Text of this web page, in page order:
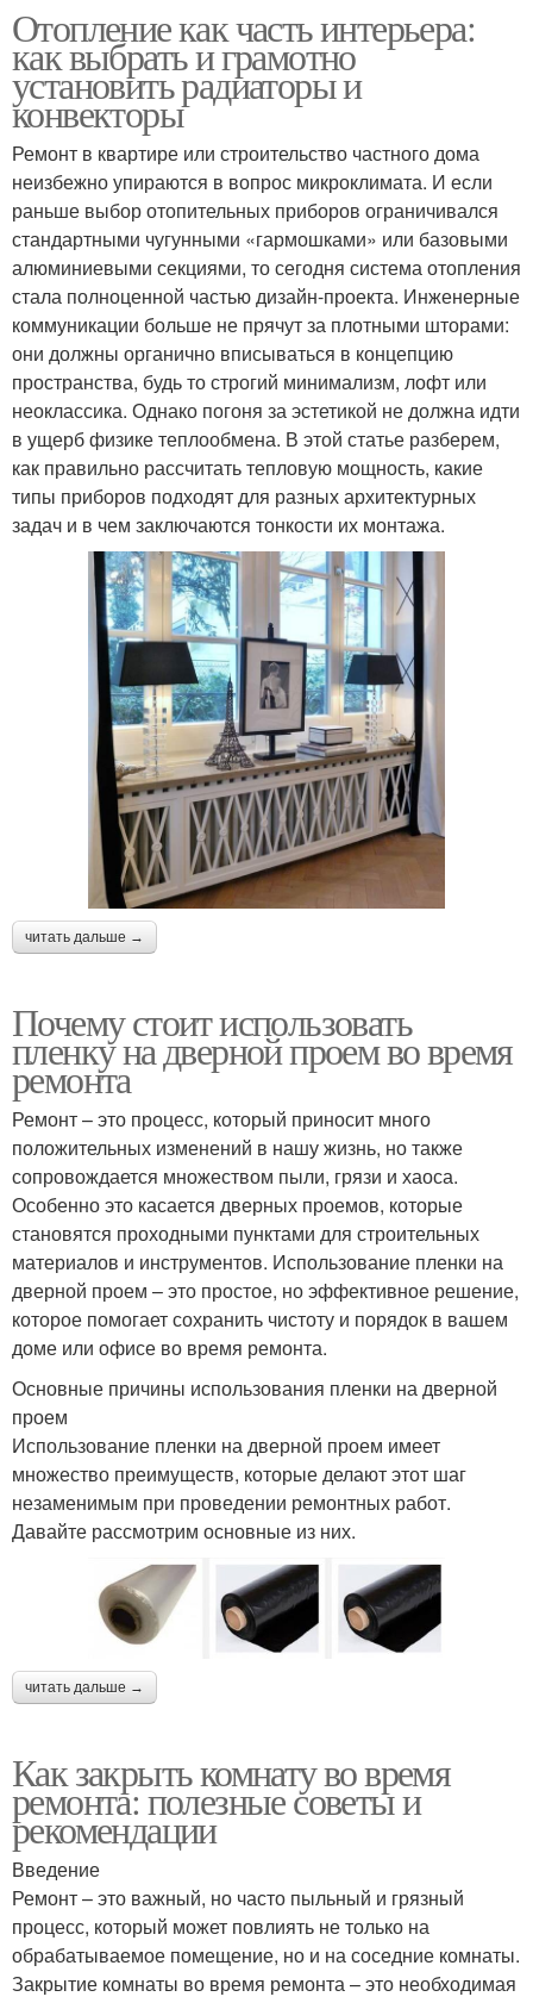
Отопление как часть интерьера:
как выбрать и грамотно
установить радиаторы и
конвекторы
Ремонт в квартире или строительство частного дома
неизбежно упираются в вопрос микроклимата. И если
раньше выбор отопительных приборов ограничивался
стандартными чугунными «гармошками» или базовыми
алюминиевыми секциями, то сегодня система отопления
стала полноценной частью дизайн-проекта. Инженерные
коммуникации больше не прячут за плотными шторами:
они должны органично вписываться в концепцию
пространства, будь то строгий минимализм, лофт или
неоклассика. Однако погоня за эстетикой не должна идти
в ущерб физике теплообмена. В этой статье разберем,
как правильно рассчитать тепловую мощность, какие
типы приборов подходят для разных архитектурных
задач и в чем заключаются тонкости их монтажа.
читать дальше →
Почему стоит использовать
пленку на дверной проем во время
ремонта
Ремонт – это процесс, который приносит много
положительных изменений в нашу жизнь, но также
сопровождается множеством пыли, грязи и хаоса.
Особенно это касается дверных проемов, которые
становятся проходными пунктами для строительных
материалов и инструментов. Использование пленки на
дверной проем – это простое, но эффективное решение,
которое помогает сохранить чистоту и порядок в вашем
доме или офисе во время ремонта.
Основные причины использования пленки на дверной
проем
Использование пленки на дверной проем имеет
множество преимуществ, которые делают этот шаг
незаменимым при проведении ремонтных работ.
Давайте рассмотрим основные из них.
читать дальше →
Как закрыть комнату во время
ремонта: полезные советы и
рекомендации
Введение
Ремонт – это важный, но часто пыльный и грязный
процесс, который может повлиять не только на
обрабатываемое помещение, но и на соседние комнаты.
Закрытие комнаты во время ремонта – это необходимая